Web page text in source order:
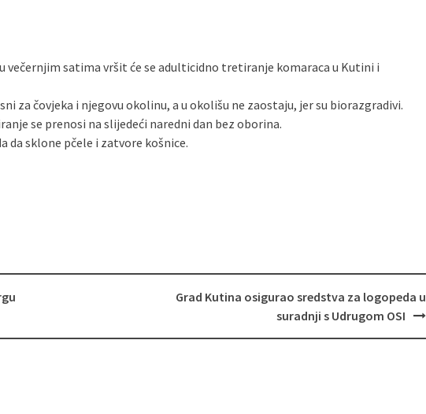
u večernjim satima vršit će se adulticidno tretiranje komaraca u Kutini i
za čovjeka i njegovu okolinu, a u okolišu ne zaostaju, jer su biorazgradivi.
se prenosi na slijedeći naredni dan bez oborina.
da sklone pčele i zatvore košnice.
Grad Kutina osigurao sredstva za logopeda u
suradnji s Udrugom OSI